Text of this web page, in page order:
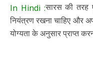
In Hindi :सारस की तरह
नियंत्रण रखना चाहिए और
योग्यता के अनुसार प्राप्त